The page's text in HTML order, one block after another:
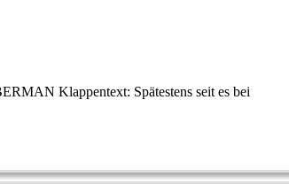
Klappentext: Spätestens seit es bei